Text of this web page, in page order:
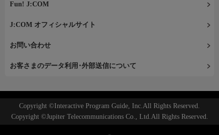
Fun! J:COM
J:COM オフィシャルサイト
お問い合わせ
お客さまのデータ利用･外部送信について
Copyright ©Interactive Program Guide, Inc.All Rights Reserved.
Copyright ©Jupiter Telecommunications Co., Ltd.All Rights Reserved.